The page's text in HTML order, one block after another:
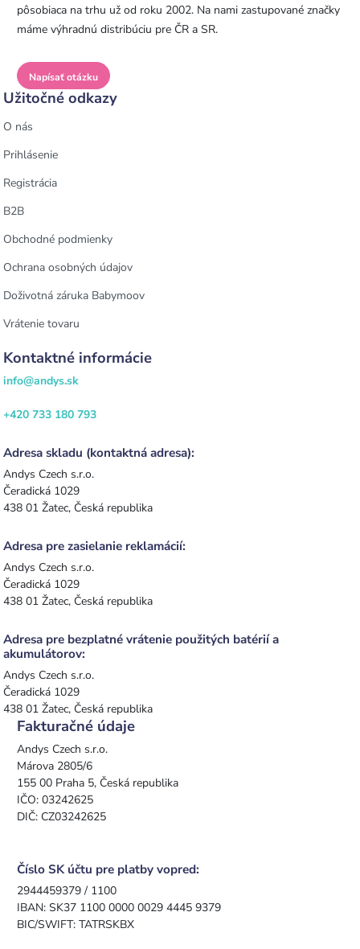
pôsobiaca na trhu už od roku 2002. Na nami zastupované značky
máme výhradnú distribúciu pre ČR a SR.
Napísať otázku
Užitočné odkazy
O nás
Prihlásenie
Registrácia
B2B
Obchodné podmienky
Ochrana osobných údajov
Doživotná záruka Babymoov
Vrátenie tovaru
Kontaktné informácie
info@andys.sk
+420 733 180 793
Adresa skladu (kontaktná adresa):
Andys Czech s.r.o.
Čeradická 1029
438 01 Žatec, Česká republika
Adresa pre zasielanie reklamácií:
Andys Czech s.r.o.
Čeradická 1029
438 01 Žatec, Česká republika
Adresa pre bezplatné vrátenie použitých batérií a
akumulátorov:
Andys Czech s.r.o.
Čeradická 1029
438 01 Žatec, Česká republika
Fakturačné údaje
Andys Czech s.r.o.
Márova 2805/6
155 00 Praha 5, Česká republika
IČO: 03242625
DIČ: CZ03242625
Číslo SK účtu pre platby vopred:
2944459379 / 1100
IBAN: SK37 1100 0000 0029 4445 9379
BIC/SWIFT: TATRSKBX